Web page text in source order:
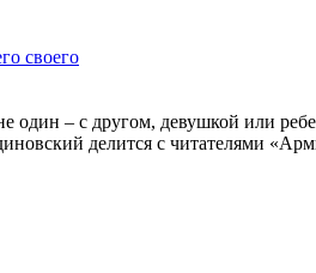
своего
один – с другом, девушкой или
делится с читателями